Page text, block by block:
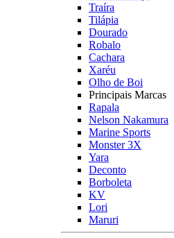
Traíra
Tilápia
Dourado
Robalo
Cachara
Xaréu
Olho de Boi
Principais Marcas
Rapala
Nelson Nakamura
Marine Sports
Monster 3X
Yara
Deconto
Borboleta
KV
Lori
Maruri